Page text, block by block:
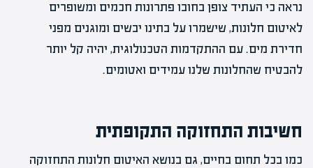
נראה כי העתיד צופן בחובו פתרונות חכמים ומשופרים
לאיטום חלונות, שישמרו על בתינו יבשים ומוגנים מפני
חדירת מים. עם ההתקדמות הטכנולוגית, יהיה קל יותר
להבטיח שהחלונות שלנו עמידים ואטומים.
חשיבות התחזוקה התקופתית
כמו בכל תחום בחיים, גם בנושא האיטום חלונות התחזוקה